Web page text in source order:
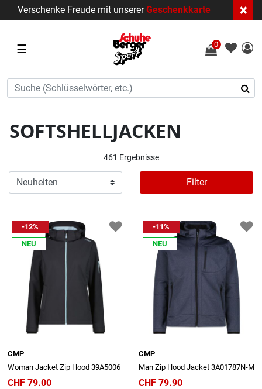
Verschenke Freude mit unsererGeschenkkarte ×
☰ 0
SOFTSHELLJACKEN
461 Ergebnisse
Filter
-12%
NEU
CMP
Woman Jacket Zip Hood 39A5006
CHF 79.00
-11%
NEU
CMP
Man Zip Hood Jacket 3A01787N-M
CHF 79.90